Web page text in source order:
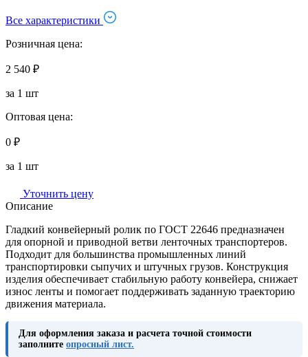
Все характеристики
Розничная цена:
2 540 ₽
за 1 шт
Оптовая цена:
0 ₽
за 1 шт
Уточнить цену
Описание
Гладкий конвейерный ролик по ГОСТ 22646 предназначен
для опорной и приводной ветви ленточных транспортеров.
Подходит для большинства промышленных линий
транспортировки сыпучих и штучных грузов. Конструкция
изделия обеспечивает стабильную работу конвейера, снижает
износ ленты и помогает поддерживать заданную траекторию
движения материала.
Для оформления заказа и расчета точной стоимости
заполните опросный лист.